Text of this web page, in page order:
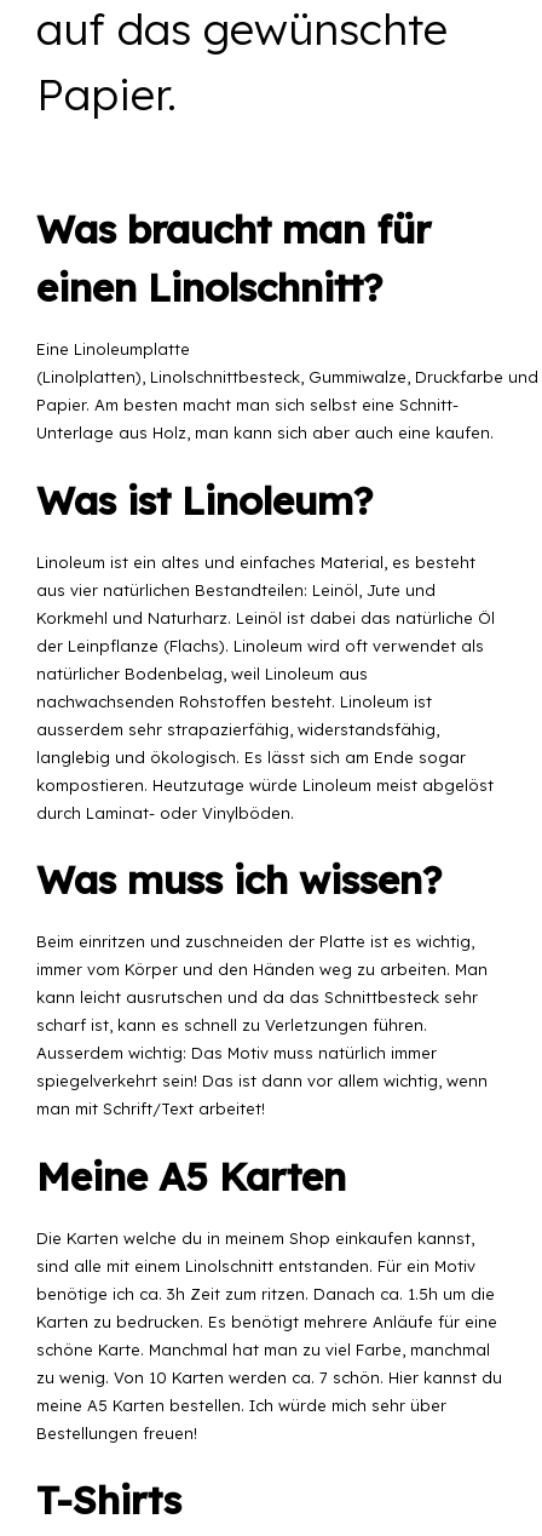
auf das gewünschte
Papier.
Was braucht man für
einen Linolschnitt?
Eine Linoleumplatte
(Linolplatten), Linolschnittbesteck, Gummiwalze, Druckfarbe und
Papier. Am besten macht man sich selbst eine Schnitt-
Unterlage aus Holz, man kann sich aber auch eine kaufen.
Was ist Linoleum?
Linoleum ist ein altes und einfaches Material, es besteht
aus vier natürlichen Bestandteilen: Leinöl, Jute und
Korkmehl und Naturharz. Leinöl ist dabei das natürliche Öl
der Leinpflanze (Flachs). Linoleum wird oft verwendet als
natürlicher Bodenbelag, weil Linoleum aus
nachwachsenden Rohstoffen besteht. Linoleum ist
ausserdem sehr strapazierfähig, widerstandsfähig,
langlebig und ökologisch. Es lässt sich am Ende sogar
kompostieren. Heutzutage würde Linoleum meist abgelöst
durch Laminat- oder Vinylböden.
Was muss ich wissen?
Beim einritzen und zuschneiden der Platte ist es wichtig,
immer vom Körper und den Händen weg zu arbeiten. Man
kann leicht ausrutschen und da das Schnittbesteck sehr
scharf ist, kann es schnell zu Verletzungen führen.
Ausserdem wichtig: Das Motiv muss natürlich immer
spiegelverkehrt sein! Das ist dann vor allem wichtig, wenn
man mit Schrift/Text arbeitet!
Meine A5 Karten
Die Karten welche du in meinem Shop einkaufen kannst,
sind alle mit einem Linolschnitt entstanden. Für ein Motiv
benötige ich ca. 3h Zeit zum ritzen. Danach ca. 1.5h um die
Karten zu bedrucken. Es benötigt mehrere Anläufe für eine
schöne Karte. Manchmal hat man zu viel Farbe, manchmal
zu wenig. Von 10 Karten werden ca. 7 schön. Hier kannst du
meine A5 Karten bestellen. Ich würde mich sehr über
Bestellungen freuen!
T-Shirts